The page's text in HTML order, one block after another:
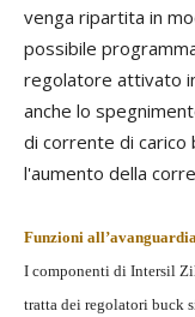
venga ripartita in
possibile
regolatore attivato
anche lo
di corrente di carico
l'aumento della
Funzioni
I componenti di Intersil
tratta dei regolatori buck